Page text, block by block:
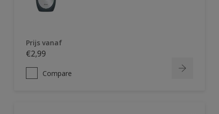
Prijs vanaf
€2,99
Compare